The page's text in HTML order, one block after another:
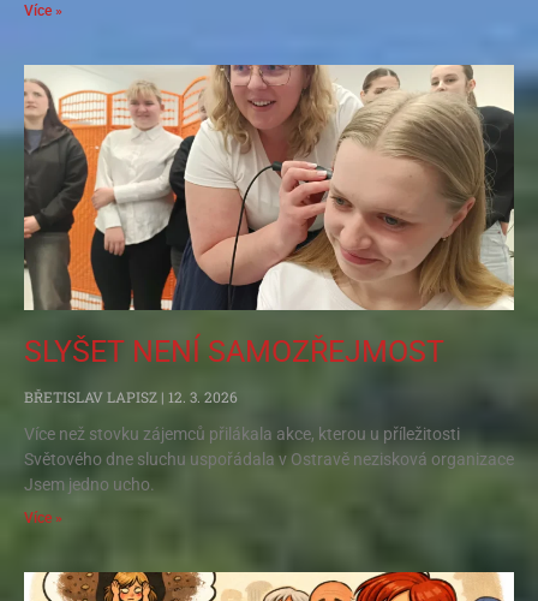
Více »
SLYŠET NENÍ SAMOZŘEJMOST
BŘETISLAV LAPISZ 12. 3. 2026
Více než stovku zájemců přilákala akce, kterou u příležitosti
Světového dne sluchu uspořádala v Ostravě nezisková organizace
Jsem jedno ucho.
Více »